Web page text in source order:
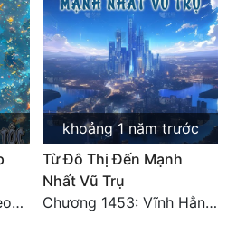
Chương 1786: Napoleon VS Weevil (2)
khoảng 1 năm trước
Từ Đô Thị Đến Mạnh
Nhất Vũ Trụ
Chương 1453: Vĩnh Hằng Chi Cảnh! (Đại kết cục) 2